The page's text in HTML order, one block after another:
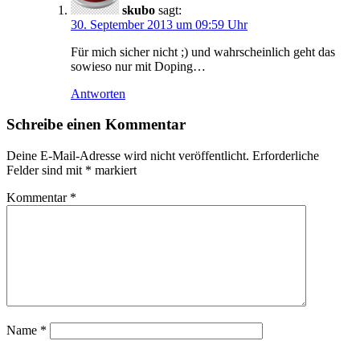
skubo sagt:
30. September 2013 um 09:59 Uhr
Für mich sicher nicht ;) und wahrscheinlich geht das
sowieso nur mit Doping…
Antworten
Schreibe einen Kommentar
Deine E-Mail-Adresse wird nicht veröffentlicht. Erforderliche
Felder sind mit * markiert
Kommentar *
Name *